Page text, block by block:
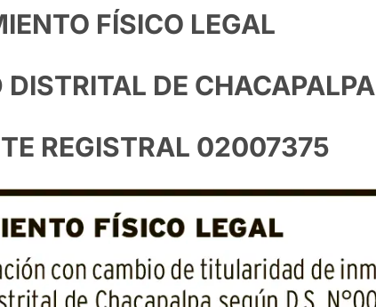
FÍSICO LEGAL
DE CHACAPALPA
REGISTRAL 02007375